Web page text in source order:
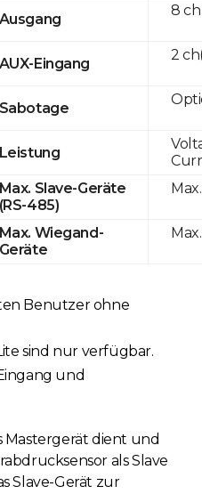
Ausgang
AUX-Eingang
Sabotage
Leistung
Max. Slave-Geräte
(RS-485)
Max. Wiegand-
Geräte
8 ch
2
Benutzer ohne
sind nur verfügbar.
und
Mastergerät dient und
als Slave
Slave-Gerät zur